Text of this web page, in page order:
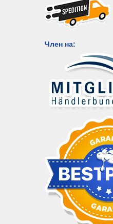
Член на: